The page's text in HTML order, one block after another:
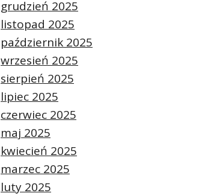
grudzień 2025
listopad 2025
październik 2025
wrzesień 2025
sierpień 2025
lipiec 2025
czerwiec 2025
maj 2025
kwiecień 2025
marzec 2025
luty 2025